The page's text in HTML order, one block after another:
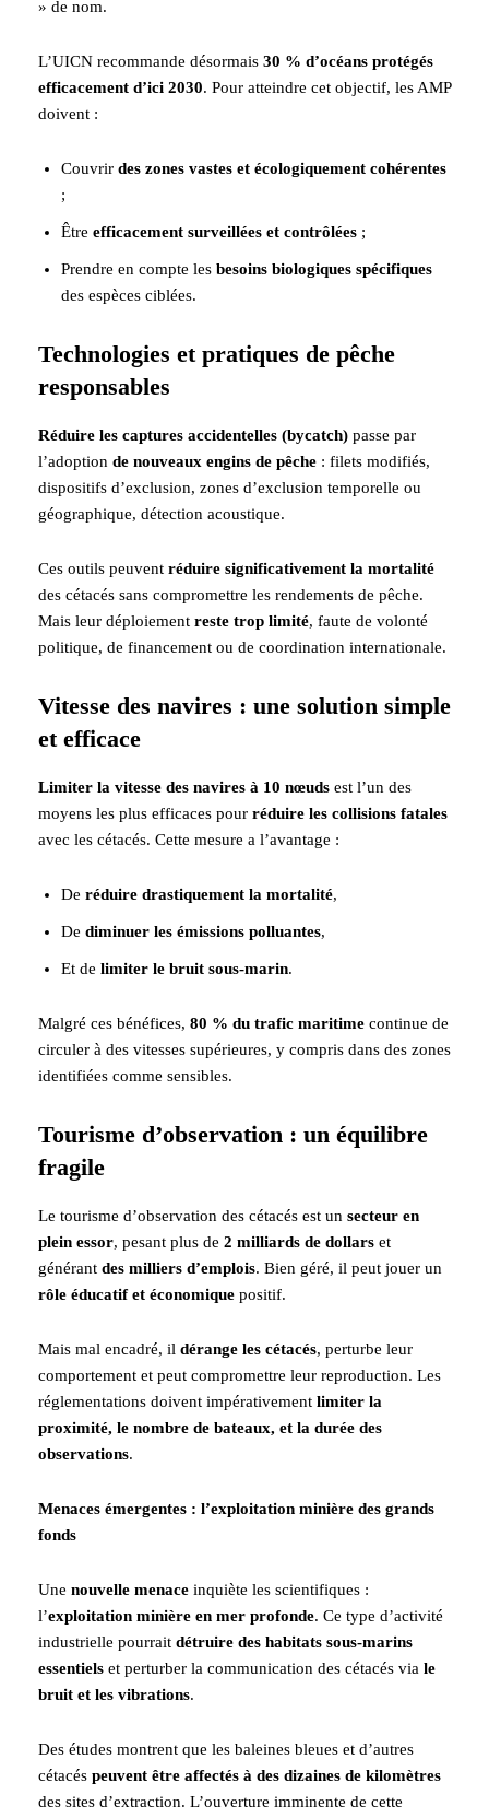
» de nom.
L’UICN recommande désormais 30 % d’océans protégés
efficacement d’ici 2030. Pour atteindre cet objectif, les AMP
doivent :
Couvrir des zones vastes et écologiquement cohérentes
;
Être efficacement surveillées et contrôlées ;
Prendre en compte les besoins biologiques spécifiques
des espèces ciblées.
Technologies et pratiques de pêche
responsables
Réduire les captures accidentelles (bycatch) passe par
l’adoption de nouveaux engins de pêche : filets modifiés,
dispositifs d’exclusion, zones d’exclusion temporelle ou
géographique, détection acoustique.
Ces outils peuvent réduire significativement la mortalité
des cétacés sans compromettre les rendements de pêche.
Mais leur déploiement reste trop limité, faute de volonté
politique, de financement ou de coordination internationale.
Vitesse des navires : une solution simple
et efficace
Limiter la vitesse des navires à 10 nœuds est l’un des
moyens les plus efficaces pour réduire les collisions fatales
avec les cétacés. Cette mesure a l’avantage :
De réduire drastiquement la mortalité,
De diminuer les émissions polluantes,
Et de limiter le bruit sous-marin.
Malgré ces bénéfices, 80 % du trafic maritime continue de
circuler à des vitesses supérieures, y compris dans des zones
identifiées comme sensibles.
Tourisme d’observation : un équilibre
fragile
Le tourisme d’observation des cétacés est un secteur en
plein essor, pesant plus de 2 milliards de dollars et
générant des milliers d’emplois. Bien géré, il peut jouer un
rôle éducatif et économique positif.
Mais mal encadré, il dérange les cétacés, perturbe leur
comportement et peut compromettre leur reproduction. Les
réglementations doivent impérativement limiter la
proximité, le nombre de bateaux, et la durée des
observations.
Menaces émergentes : l’exploitation minière des grands
fonds
Une nouvelle menace inquiète les scientifiques :
l’exploitation minière en mer profonde. Ce type d’activité
industrielle pourrait détruire des habitats sous-marins
essentiels et perturber la communication des cétacés via le
bruit et les vibrations.
Des études montrent que les baleines bleues et d’autres
cétacés peuvent être affectés à des dizaines de kilomètres
des sites d’extraction. L’ouverture imminente de cette